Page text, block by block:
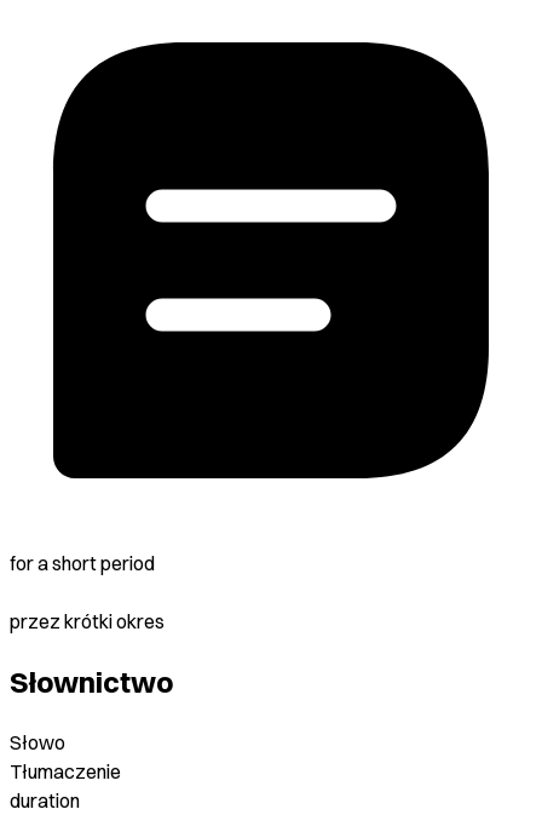
for a short period
przez krótki okres
Słownictwo
Słowo
Tłumaczenie
duration